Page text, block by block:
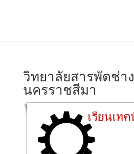
วิทยาลัยสารพัดช่าง
นครราชสีมา